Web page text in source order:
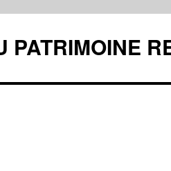
PATRIMOINE